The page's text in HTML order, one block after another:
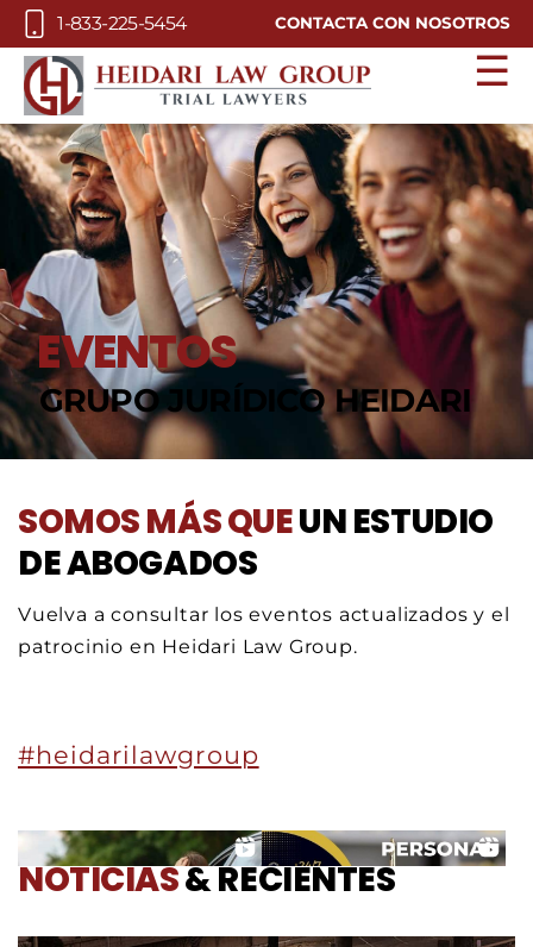
Skip to Main Content
1-833-225-5454 CONTACTA CON NOSOTROS
☰
EVENTOS
GRUPO JURÍDICO HEIDARI
SOMOS MÁS QUEUN ESTUDIO
DE ABOGADOS
Vuelva a consultar los eventos actualizados y el
patrocinio en Heidari Law Group.
#heidarilawgroup
NOTICIAS&RECIENTES